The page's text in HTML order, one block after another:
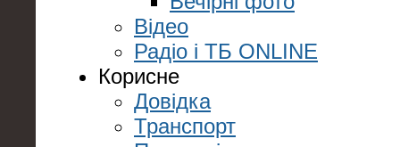
Відео
Радіо і ТБ ONLINE
Корисне
Довідка
Транспорт